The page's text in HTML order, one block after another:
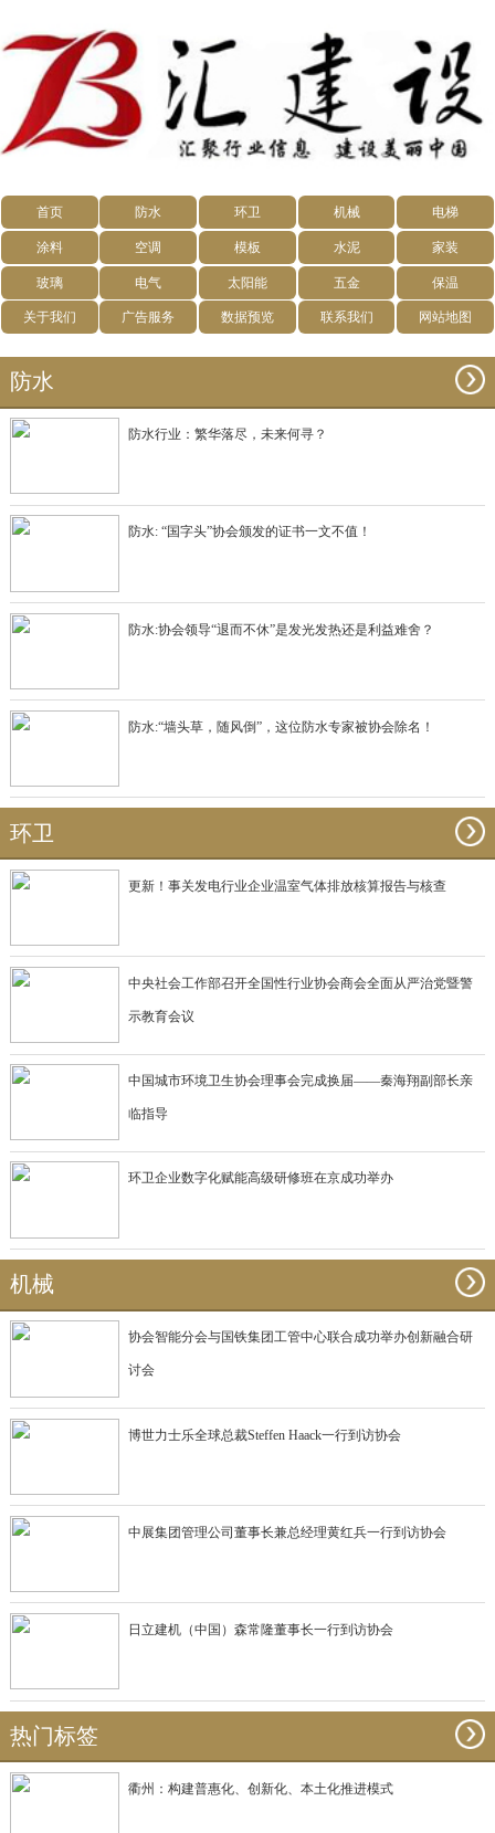
首页 防水 环卫 机械 电梯
涂料 空调 模板 水泥 家装
玻璃 电气 太阳能 五金 保温
关于我们 广告服务 数据预览 联系我们 网站地图
防水
防水行业：繁华落尽，未来何寻？
防水: “国字头”协会颁发的证书一文不值！
防水:协会领导“退而不休”是发光发热还是利益难舍？
防水:“墙头草，随风倒”，这位防水专家被协会除名！
环卫
更新！事关发电行业企业温室气体排放核算报告与核查
中央社会工作部召开全国性行业协会商会全面从严治党暨警
示教育会议
中国城市环境卫生协会理事会完成换届——秦海翔副部长亲
临指导
环卫企业数字化赋能高级研修班在京成功举办
机械
协会智能分会与国铁集团工管中心联合成功举办创新融合研
讨会
博世力士乐全球总裁Steffen Haack一行到访协会
中展集团管理公司董事长兼总经理黄红兵一行到访协会
日立建机（中国）森常隆董事长一行到访协会
热门标签
衢州：构建普惠化、创新化、本土化推进模式